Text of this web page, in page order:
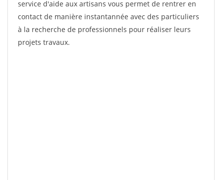
service d'aide aux artisans vous permet de rentrer en
contact de manière instantannée avec des particuliers
à la recherche de professionnels pour réaliser leurs
projets travaux.